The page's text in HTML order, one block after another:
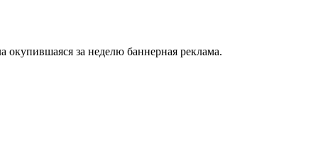
за неделю баннерная реклама.